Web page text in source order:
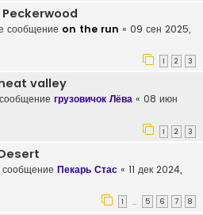
сообщение on the run « 09 сен 2025,
1 2 3
valley
грузовичок Лёва « 08 июн
1 2 3
Пекарь Стас « 11 дек 2024,
1 … 5 6 7 8